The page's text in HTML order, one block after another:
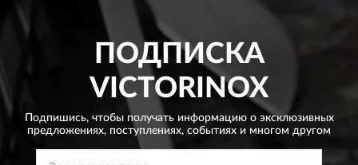
ПОДПИСКА
VICTORINOX
Подпишись, чтобы получать информацию о эксклюзивных
предложениях, поступлениях, событиях и многом другом